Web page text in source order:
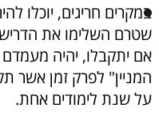
במקרים חריגים, יוכלו
שטרם השלימו את
אם יתקבלו, יהיה
המניין" לפרק זמן אשר
על שנת לימודים אחת.